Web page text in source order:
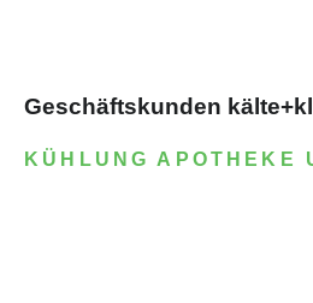
Geschäftskunden
KÜHLUNG APOTHEKE